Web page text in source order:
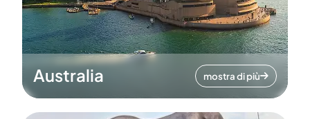
Australia mostra di più